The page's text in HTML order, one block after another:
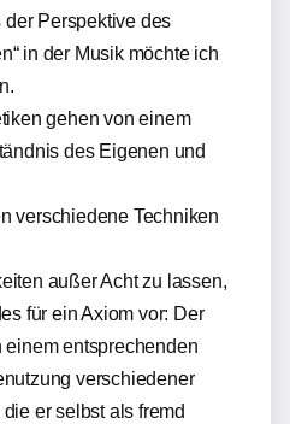
Perspektive des
in der Musik möchte ich
gehen von einem
des Eigenen und
verschiedene Techniken
außer Acht zu lassen,
für ein Axiom vor: Der
einem entsprechenden
verschiedener
er selbst als fremd